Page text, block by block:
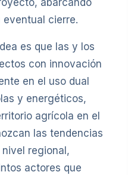
abarcando
cierre.
es que las y los
con innovación
en el uso dual
y energéticos,
agrícola en el
las tendencias
regional,
actores que